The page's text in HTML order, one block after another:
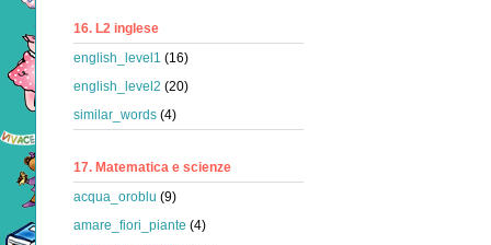
16. L2 inglese
english_level1 (16)
english_level2 (20)
similar_words (4)
17. Matematica e scienze
acqua_oroblu (9)
amare_fiori_piante (4)